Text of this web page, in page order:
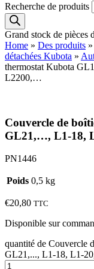
Recherche de produits
Grand stock de pièces
Home » Des produits »
détachées Kubota »
thermostat Kubota
L2200,…
Couvercle de
GL21,…, L1-18,
PN1446
Poids 0,5 kg
€20,80 TTC
Disponible sur
quantité de Couvercle
GL21,..., L1-18, L1-